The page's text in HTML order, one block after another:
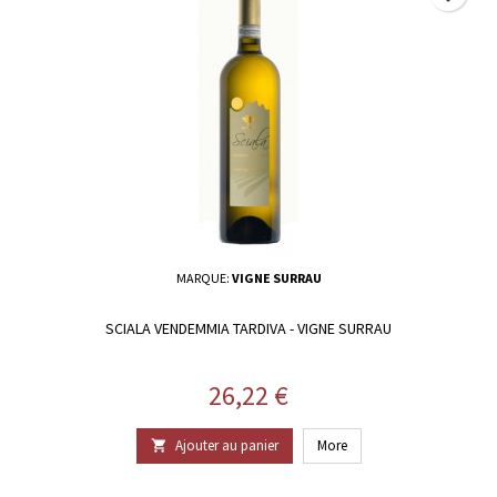
MARQUE: VIGNE SURRAU
SCIALA VENDEMMIA TARDIVA - VIGNE SURRAU
Prix
26,22 €
 Ajouter au panier More